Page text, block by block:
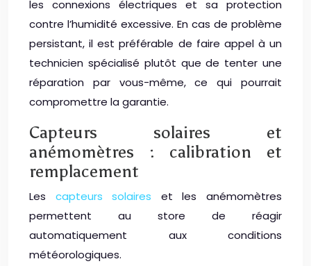
les connexions électriques et sa protection
contre l’humidité excessive. En cas de problème
persistant, il est préférable de faire appel à un
technicien spécialisé plutôt que de tenter une
réparation par vous-même, ce qui pourrait
compromettre la garantie.
Capteurs solaires et
anémomètres : calibration et
remplacement
Les capteurs solaires et les anémomètres
permettent au store de réagir
automatiquement aux conditions
météorologiques.